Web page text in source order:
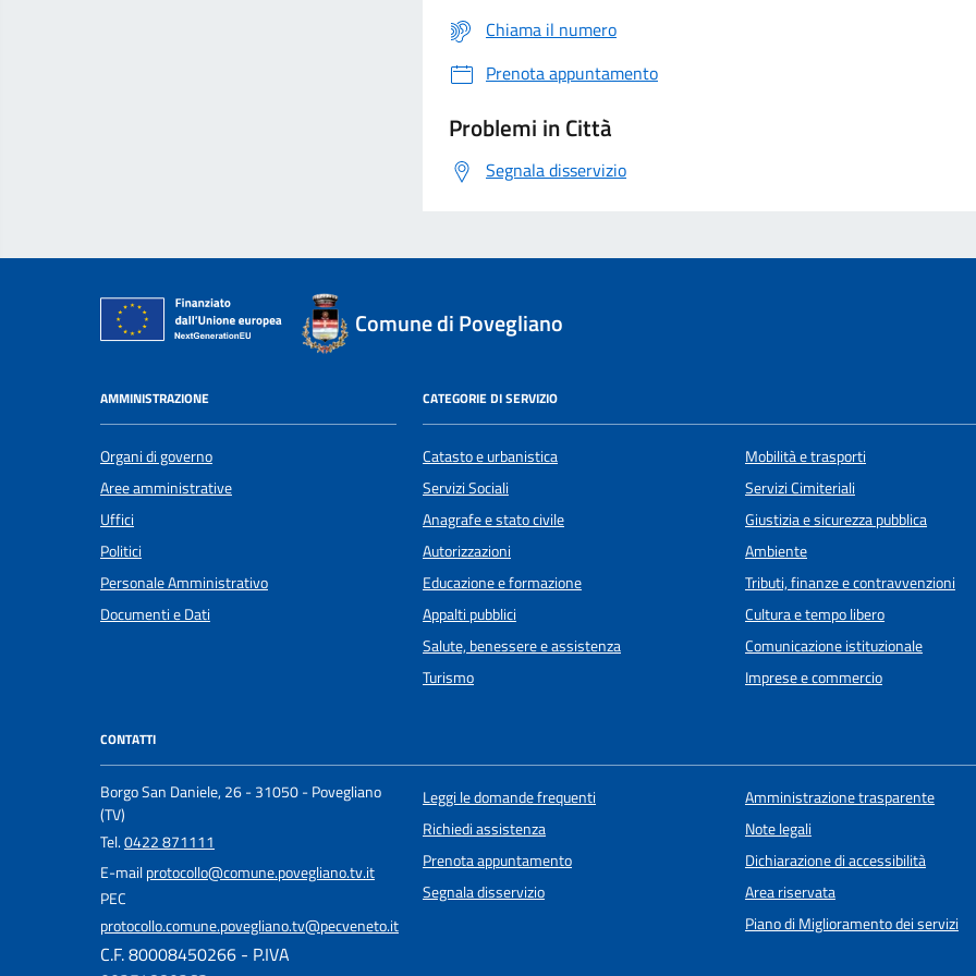
Chiama il numero
Prenota appuntamento
Problemi in Città
Segnala disservizio
Comune di Povegliano
AMMINISTRAZIONE
Organi di governo
Aree amministrative
Uffici
Politici
Personale Amministrativo
Documenti e Dati
CATEGORIE DI SERVIZIO
Catasto e urbanistica
Servizi Sociali
Anagrafe e stato civile
Autorizzazioni
Educazione e formazione
Appalti pubblici
Salute, benessere e assistenza
Turismo
Mobilità e trasporti
Servizi Cimiteriali
Giustizia e sicurezza pubblica
Ambiente
Tributi, finanze e contravvenzioni
Cultura e tempo libero
Comunicazione istituzionale
Imprese e commercio
CONTATTI
Borgo San Daniele, 26 - 31050 - Povegliano
(TV)
Tel.0422 871111
E-mailprotocollo@comune.povegliano.tv.it
PEC
protocollo.comune.povegliano.tv@pecveneto.it
C.F. 80008450266 - P.IVA
Leggi le domande frequenti
Richiedi assistenza
Prenota appuntamento
Segnala disservizio
Amministrazione trasparente
Note legali
Dichiarazione di accessibilità
Area riservata
Piano di Miglioramento dei servizi